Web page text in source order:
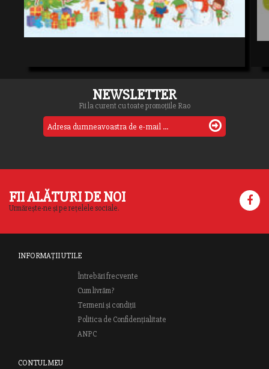
NEWSLETTER
Fii la curent cu toate promoțiile Rao
FII ALĂTURI DE NOI
Urmărește-ne și pe rețelele sociale.
INFORMAȚII UTILE
Întrebări frecvente
Cum livrăm?
Termeni și condiții
Politica de Confidențialitate
ANPC
CONTUL MEU